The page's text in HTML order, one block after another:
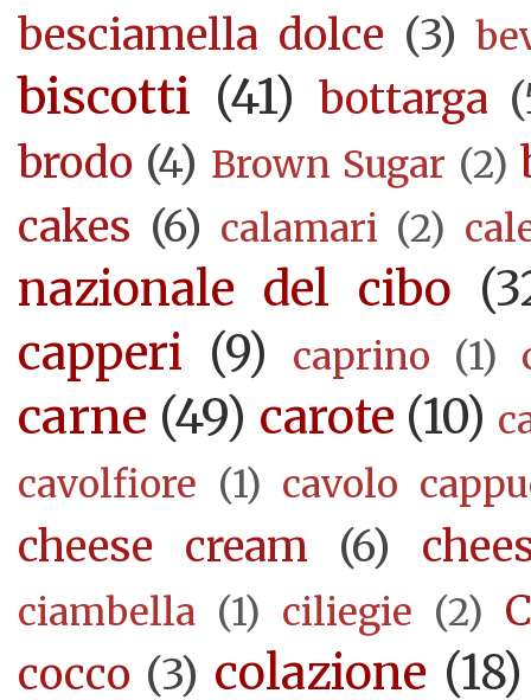
besciamella dolce (3)
biscotti (41) bottarga
brodo (4) Brown Sugar (2)
cakes (6) calamari (2)
nazionale del cibo
capperi (9) caprino (1)
carne (49) carote (10)
cavolfiore (1) cavolo
cheese cream (6)
ciambella (1) ciliegie (2)
cocco (3) colazione (18)